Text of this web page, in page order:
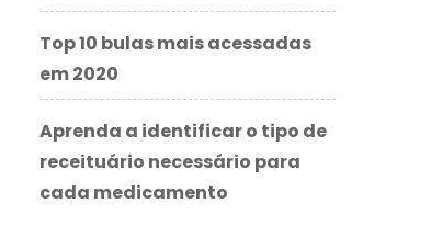
Top 10 bulas mais acessadas
em 2020
Aprenda a identificar o tipo de
receituário necessário para
cada medicamento